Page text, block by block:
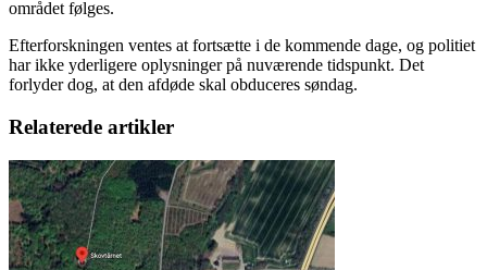
området følges.
Efterforskningen ventes at fortsætte i de kommende dage, og politiet
har ikke yderligere oplysninger på nuværende tidspunkt. Det
forlyder dog, at den afdøde skal obduceres søndag.
Relaterede artikler